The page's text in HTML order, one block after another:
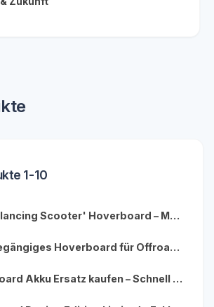
1-10
'Self Balancing Scooter' Hoverboard – Modernste Technik erleben
Geländegängiges Hoverboard für Offroad-Abenteuer – Robuste Modelle entdecken
Hoverboard Akku Ersatz kaufen – Schnell & sicher wechseln